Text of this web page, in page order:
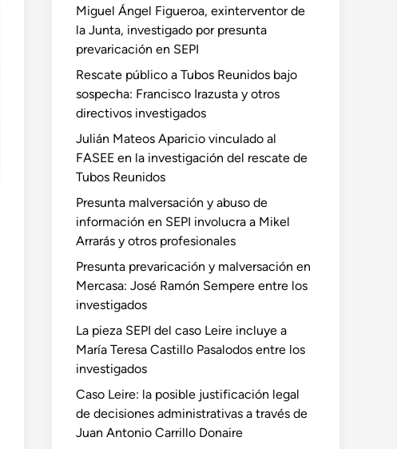
Miguel Ángel Figueroa, exinterventor de
la Junta, investigado por presunta
prevaricación en SEPI
Rescate público a Tubos Reunidos bajo
sospecha: Francisco Irazusta y otros
directivos investigados
Julián Mateos Aparicio vinculado al
FASEE en la investigación del rescate de
Tubos Reunidos
Presunta malversación y abuso de
información en SEPI involucra a Mikel
Arrarás y otros profesionales
Presunta prevaricación y malversación en
Mercasa: José Ramón Sempere entre los
investigados
La pieza SEPI del caso Leire incluye a
María Teresa Castillo Pasalodos entre los
investigados
Caso Leire: la posible justificación legal
de decisiones administrativas a través de
Juan Antonio Carrillo Donaire